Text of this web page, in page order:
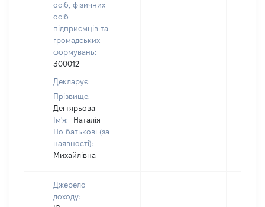
осіб, фізичних
осіб –
підприємців та
громадських
формувань:
300012
Декларує:
Прізвище:
Дегтярьова
Ім'я:
Наталія
По батькові (за
наявності):
Михайлівна
Джерело
доходу: